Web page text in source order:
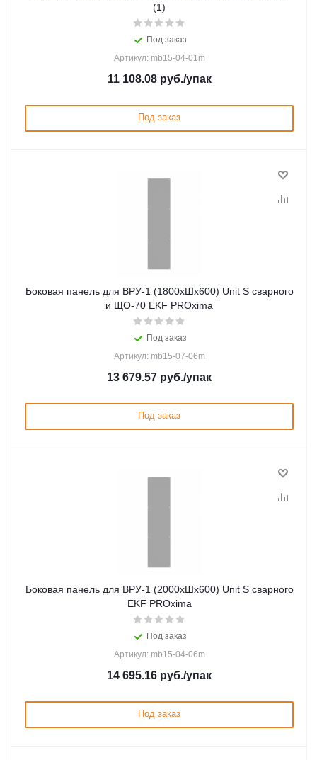
(1)
Под заказ
Артикул: mb15-04-01m
11 108.08руб./упак
Под заказ
Боковая панель для ВРУ-1 (1800хШх600) Unit S сварного
и ЩО-70 EKF PROxima
Под заказ
Артикул: mb15-07-06m
13 679.57 руб./упак
Под заказ
Боковая панель для ВРУ-1 (2000хШх600) Unit S сварного
EKF PROxima
Под заказ
Артикул: mb15-04-06m
14 695.16 руб./упак
Под заказ